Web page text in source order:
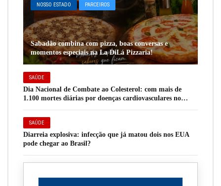
NOSSO ESTADO PARCEIROS
Sabadão combina com pizza, boas conversas e
momentos especiais na La DiLá Pizzaria!
SAÚDE
Dia Nacional de Combate ao Colesterol: com mais de
1.100 mortes diárias por doenças cardiovasculares no
pacientes de alto risco
SAÚDE
Diarreia explosiva: infecção que já matou dois nos EUA
pode chegar ao Brasil?